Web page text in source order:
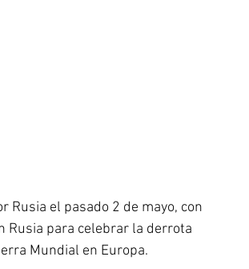
Rusia el pasado 2 de mayo, con
Rusia para celebrar la derrota
Mundial en Europa.